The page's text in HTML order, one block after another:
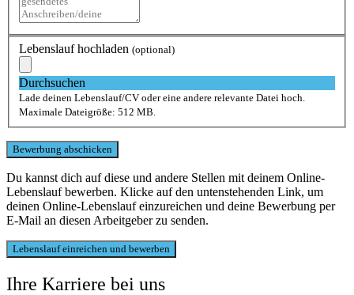
Lebenslauf hochladen (optional)
Durchsuchen
Lade deinen Lebenslauf/CV oder eine andere relevante Datei hoch.
Maximale Dateigröße: 512 MB.
Du kannst dich auf diese und andere Stellen mit deinem Online-
Lebenslauf bewerben. Klicke auf den untenstehenden Link, um
deinen Online-Lebenslauf einzureichen und deine Bewerbung per
E-Mail an diesen Arbeitgeber zu senden.
Ihre Karriere bei uns